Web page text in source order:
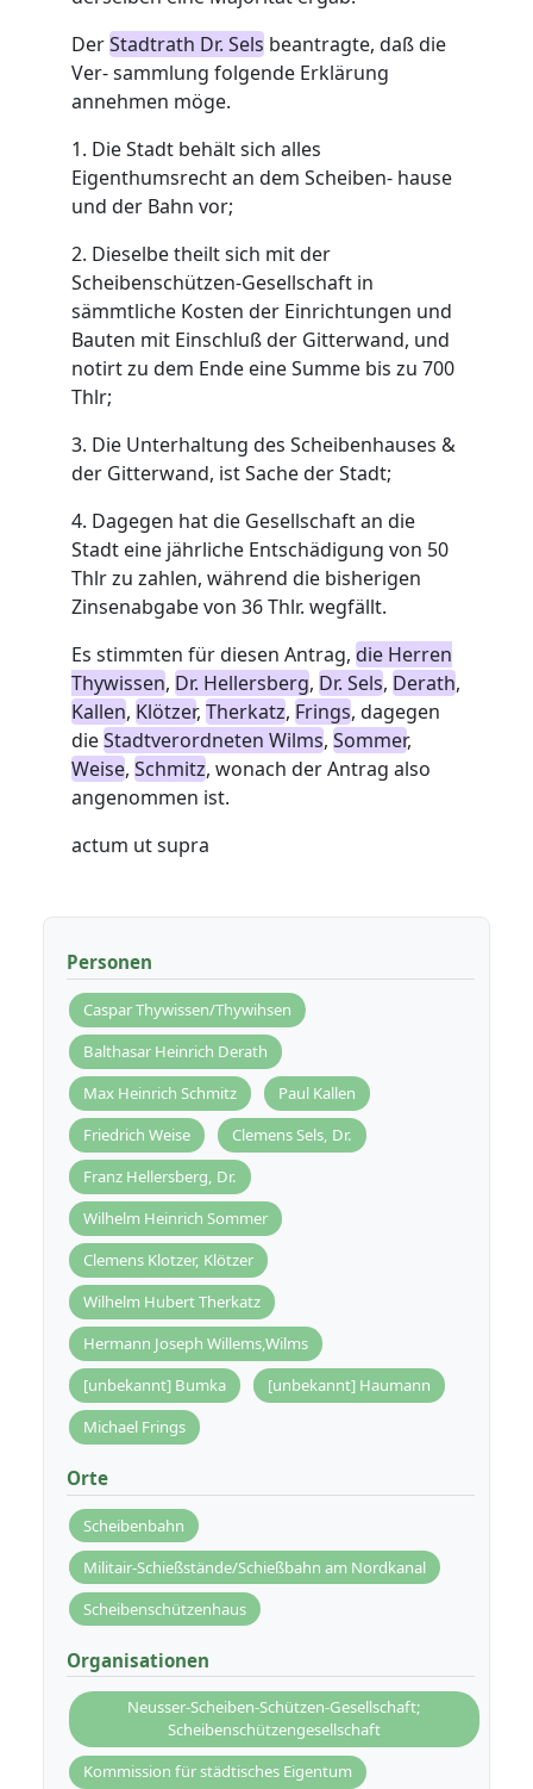
DerStadtrath Dr. Sels beantragte, daß die
Ver- sammlung folgende Erklärung
annehmen möge.
1. Die Stadt behält sich alles
Eigenthumsrecht an dem Scheiben- hause
und der Bahn vor;
2. Dieselbe theilt sich mit der
Scheibenschützen-Gesellschaft in
sämmtliche Kosten der Einrichtungen und
Bauten mit Einschluß der Gitterwand, und
notirt zu dem Ende eine Summe bis zu 700
Thlr;
3. Die Unterhaltung des Scheibenhauses &
der Gitterwand, ist Sache der Stadt;
4. Dagegen hat die Gesellschaft an die
Stadt eine jährliche Entschädigung von 50
Thlr zu zahlen, während die bisherigen
Zinsenabgabe von 36 Thlr. wegfällt.
Es stimmten für diesen Antrag,die Herren
Thywissen, Dr. Hellersberg, Dr. Sels, Derath,
Kallen, Klötzer,Therkatz, Frings, dagegen
dieStadtverordneten Wilms,Sommer,
Weise,Schmitz, wonach der Antrag also
angenommen ist.
actum ut supra
Personen
Caspar Thywissen/Thywihsen
Balthasar Heinrich Derath
Max Heinrich Schmitz
Paul Kallen
Friedrich Weise
Clemens Sels, Dr.
Franz Hellersberg, Dr.
Wilhelm Heinrich Sommer
Clemens Klotzer, Klötzer
Wilhelm Hubert Therkatz
Hermann Joseph Willems,Wilms
[unbekannt] Bumka
[unbekannt] Haumann
Michael Frings
Orte
Scheibenbahn
Militair-Schießstände/Schießbahn am Nordkanal
Scheibenschützenhaus
Organisationen
Neusser-Scheiben-Schützen-Gesellschaft;
Scheibenschützengesellschaft
Kommission für städtisches Eigentum